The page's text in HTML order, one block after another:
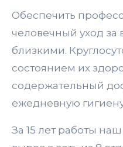
Обеспечить
человечный уход
близкими.
состоянием их
содержательный
ежедневную
За 15 лет работы